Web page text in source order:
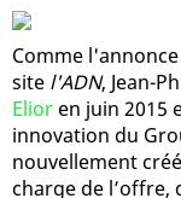
Comme
site l'ADN, Jean-
Elior en juin 2015
innovation du
nouvellement
charge de l’offre,